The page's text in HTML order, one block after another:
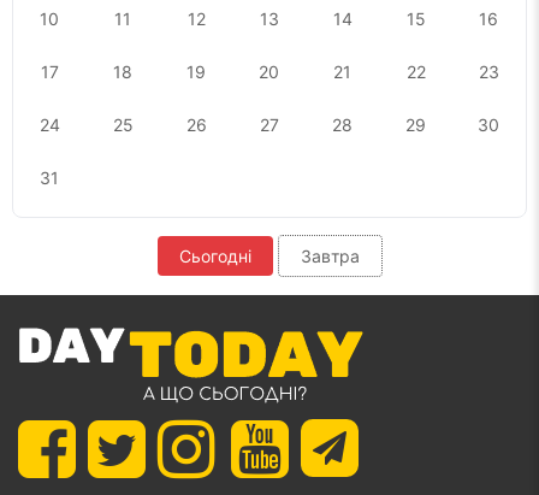
10 11 12 13 14 15 16
17 18 19 20 21 22 23
24 25 26 27 28 29 30
31
Сьогодні Завтра